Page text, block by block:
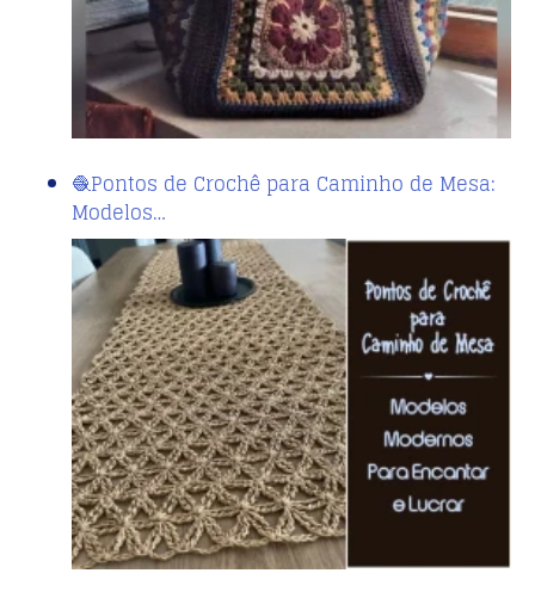
🧶Pontos de Crochê para Caminho de Mesa:
Modelos…